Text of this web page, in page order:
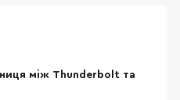
між Thunderbolt та